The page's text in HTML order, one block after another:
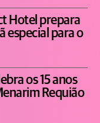
Hotel prepara
especial para o
os 15 anos
Requião